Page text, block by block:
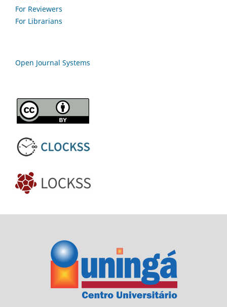
For Reviewers
For Librarians
Open Journal Systems